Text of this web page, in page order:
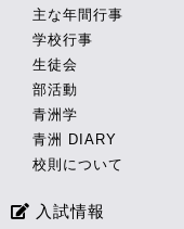
主な年間行事
学校行事
生徒会
部活動
青洲学
青洲 DIARY
校則について
入試情報